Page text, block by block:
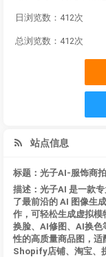
日浏览数：412次
总浏览数：412次
站点信息
标题：光子AI-服饰商
描述：光子AI 是一款
了最前沿的 AI 图像生
作，可轻松生成虚拟
换脸、AI修图、AI换色
性的高质量商品图，适
Shopify店铺、淘宝、